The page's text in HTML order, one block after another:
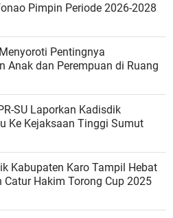
Pimpin Periode 2026-2028
Pentingnya
Anak dan Perempuan di Ruang
SU Laporkan Kadisdik
Ke Kejaksaan Tinggi Sumut
Kabupaten Karo Tampil Hebat
Catur Hakim Torong Cup 2025